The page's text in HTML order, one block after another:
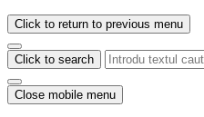
Click to return to previous menu
Click to search
Close mobile menu